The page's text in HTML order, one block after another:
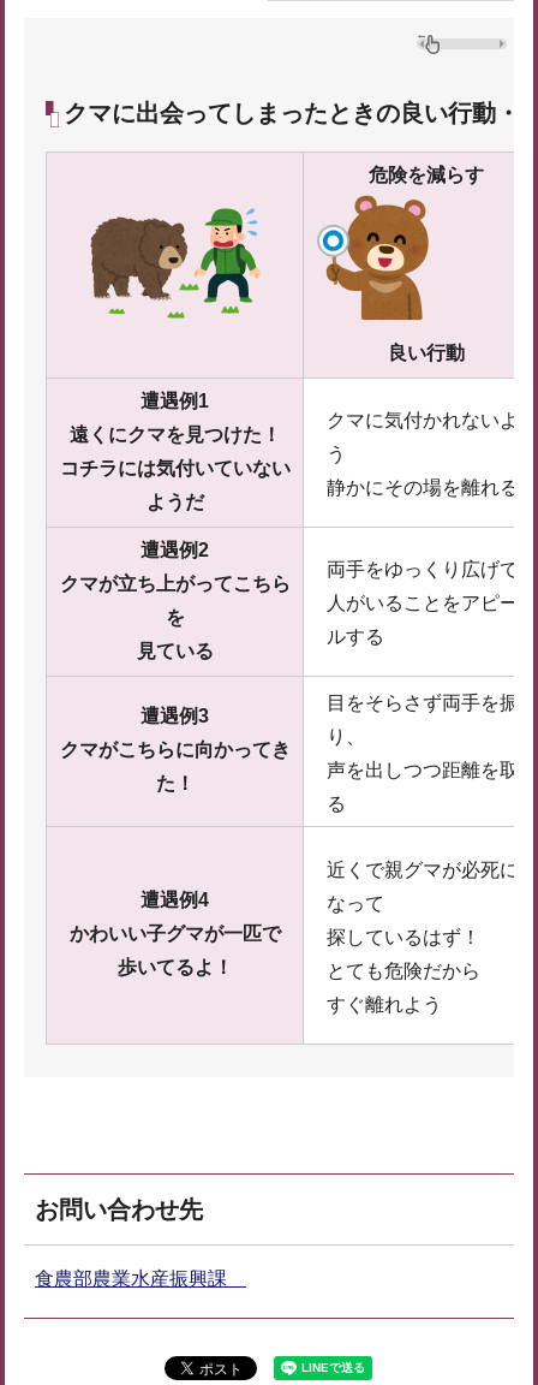
クマに出会ってしまったときの良い行動・
危険を減らす
良い行動
遭遇例1
遠くにクマを見つけた！
コチラには気付いていない
ようだ
クマに気付かれないよ
う
静かにその場を離れる
遭遇例2
クマが立ち上がってこちら
を
見ている
両手をゆっくり広げて
人がいることをアピー
ルする
遭遇例3
クマがこちらに向かってき
た！
目をそらさず両手を振
り、
声を出しつつ距離を取
る
遭遇例4
かわいい子グマが一匹で
歩いてるよ！
近くで親グマが必死に
なって
探しているはず！
とても危険だから
すぐ離れよう
お問い合わせ先
食農部農業水産振興課